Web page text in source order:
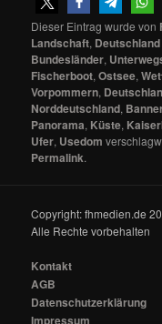
Dieser Eintrag wurde von
Landschaft,
Bundesländer,
Fischerboot,Ostsee,
Vorpommern,
Norddeutschland,
Panorama, Küste,
Ufer, Usedom
Permalink.
Copyright: fhmedien.de
Alle Rechte vorbehalten
Kontakt
AGB
Datenschutzerklärung
Impressum